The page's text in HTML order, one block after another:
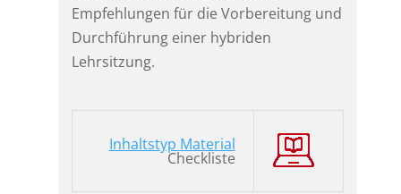
Empfehlungen für die Vorbereitung und
Durchführung einer hybriden
Lehrsitzung.
Inhaltstyp Material
Checkliste